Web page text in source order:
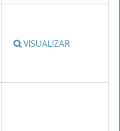
VISUALIZAR